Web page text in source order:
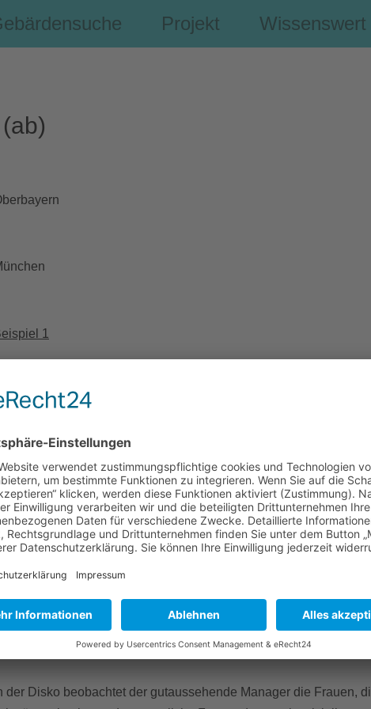
Projekt Wissenswert
1
der Chef und weicht auf
zu nehmen.
Restaurant sitzen die Gehörlosen bereits am Tisch. Neben ihn
Sie kommen zum reservierten Tisch für ein Date. Nach
die sie beim Kennenlernen stört.Umgehend
3
Auf dem Weihnachtsfest wird eine gesonderte Figur „Kulturpreis“
getrieben. Schweren Herzens muss ich
darauf verzichten.
der Disko beobachtet der gutaussehende Manager die Frauen,